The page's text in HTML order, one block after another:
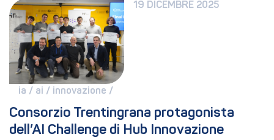
19 DICEMBRE 2025
ia / ai / innovazione /
Consorzio Trentingrana protagonista
dell’AI Challenge di Hub Innovazione